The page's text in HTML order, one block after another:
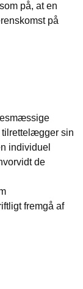
på, at en
på
sin
individuel
de
fremgå af